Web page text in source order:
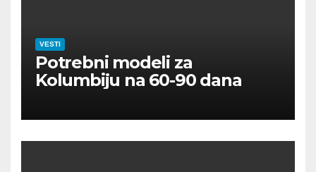
VESTI
Potrebni modeli za
Kolumbiju na 60-90 dana